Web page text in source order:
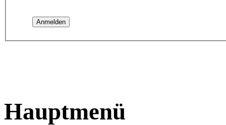
Hauptmenü